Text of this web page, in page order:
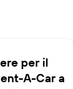
per il
A-Car a